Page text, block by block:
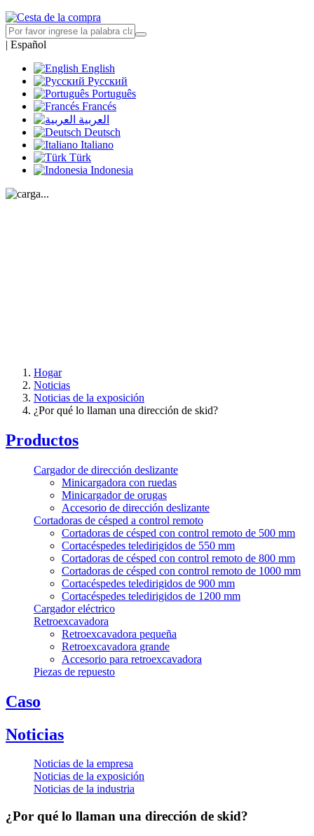
| Español
English
Русский
Português
Francés
العربية
Deutsch
Italiano
Türk
Indonesia
Hogar
Noticias
Noticias de la exposición
¿Por qué lo llaman una dirección de skid?
Productos
Cargador de dirección deslizante
Minicargadora con ruedas
Minicargador de orugas
Accesorio de dirección deslizante
Cortadoras de césped a control remoto
Cortadoras de césped con control remoto de 500 mm
Cortacéspedes teledirigidos de 550 mm
Cortadoras de césped con control remoto de 800 mm
Cortadoras de césped con control remoto de 1000 mm
Cortacéspedes teledirigidos de 900 mm
Cortacéspedes teledirigidos de 1200 mm
Cargador eléctrico
Retroexcavadora
Retroexcavadora pequeña
Retroexcavadora grande
Accesorio para retroexcavadora
Piezas de repuesto
Caso
Noticias
Noticias de la empresa
Noticias de la exposición
Noticias de la industria
¿Por qué lo llaman una dirección de skid?